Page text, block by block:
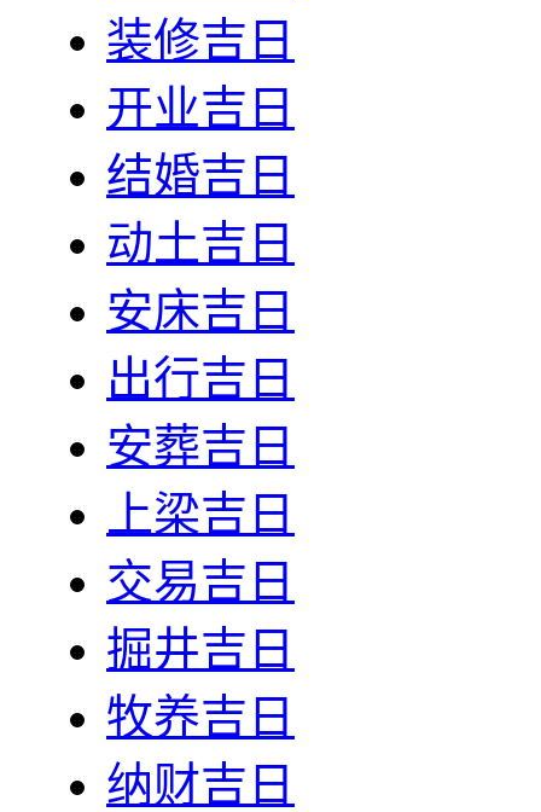
装修吉日
开业吉日
结婚吉日
动土吉日
安床吉日
出行吉日
安葬吉日
上梁吉日
交易吉日
掘井吉日
牧养吉日
纳财吉日